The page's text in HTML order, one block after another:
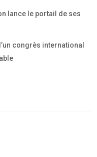
lance le portail de ses
congrès international